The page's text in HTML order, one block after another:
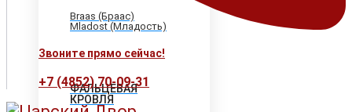
Braas (Браас)
Mladost (Младость)
ФАЛЬЦЕВАЯ
КРОВЛЯ
Звоните прямо сейчас!
+7 (4852) 70-09-31